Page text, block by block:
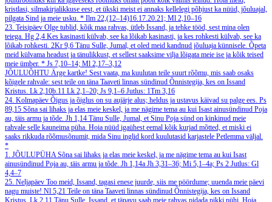
kristlasi, silmakirjalikkuse eest, et ükski meist ei annaks kellelegi põhjust ka nüüd, jõuluajal,
pilgata Sind ja meie usku. * Ilm 22,(12–14)16.17.20.21; Ml 2,10–16
23. Teisipäev Olge tublid, kõik maa rahvas, ütleb Issand, ja tehke tööd, sest mina olen
teiega. Hg 2,4 Kes kasinasti külvab, see ka lõikab kasinasti, ja kes rohkesti külvab, see ka
lõikab rohkesti. 2Kr 9,6 Tänu Sulle, Jumal, et oled meid kandnud jõuluaja künnisele. Õpeta
meid külvama headust ja tänulikkust, et sellest saaksime vilja lõigata meie ise ja kõik teised
meie ümber. * Js 7,10–14; Ml 2,17–3,12
JÕULUÕHTU Ärge kartke! Sest vaata, ma kuulutan teile suurt rõõmu, mis saab osaks
kõigele rahvale: sest teile on täna Taaveti linnas sündinud Õnnistegija, kes on Issand
Kristus. Lk 2,10b.11 Lk 2,1–20; Js 9,1–6 Jutlus: 1Tm 3,16
24. Kolmapäev Õigus ja õiglus on su aujärje alus; heldus ja ustavus käivad su palge ees. Ps
89,15 Sõna sai lihaks ja elas meie keskel, ja me nägime tema au kui Isast ainusündinud Poja
au, täis armu ja tõde. Jh 1,14 Tänu Sulle, Jumal, et Sinu Poja sünd on kinkinud meie
rahvale selle kauneima püha. Hoia nüüd igaühest eemal kõik kurjad mõtted, et miski ei
saaks rikkuda rõõmusõnumit, mida Sinu inglid kord kuulutasid karjastele Petlemma väljal.
*
1. JÕULUPÜHASõna sai lihaks ja elas meie keskel, ja me nägime tema au kui Isast
ainusündinud Poja au, täis armu ja tõde. Jh 1,14a Jh 3,31–36; Mi 5,1–4a; Ps 2 Jutlus: Gl
4,4–7
25. Neljapäev Too meid, Issand, tagasi enese juurde, siis me pöördume; uuenda meie päevi
nagu muiste! Nl 5,21 Teile on täna Taaveti linnas sündinud Õnnistegija, kes on Issand
Kristus. Lk 2,11 Tänu Sulle, Issand, et tänavu saab meie rahvas pidada pikki pühi. Hoia